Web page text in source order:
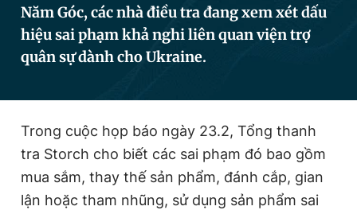
Theo dõi báo trên
Năm Góc, các nhà điều tra đang xem xét dấu
hiệu sai phạm khả nghi liên quan viện trợ
quân sự dành cho Ukraine.
Trong cuộc họp báo ngày 23.2, Tổng thanh
tra Storch cho biết các sai phạm đó bao gồm
mua sắm, thay thế sản phẩm, đánh cắp, gian
lận hoặc tham nhũng, sử dụng sản phẩm sai